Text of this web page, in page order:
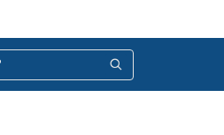
Zoeken